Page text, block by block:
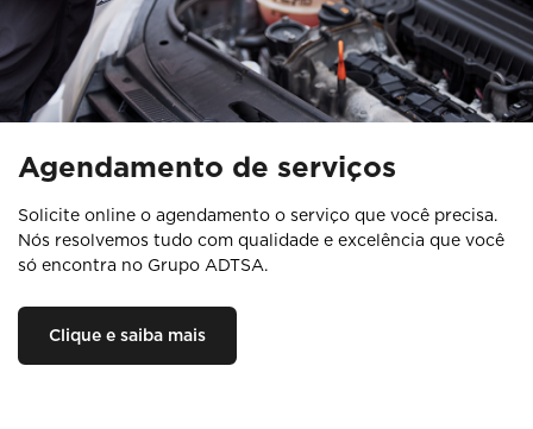
Agendamento de serviços
Solicite online o agendamento o serviço que você precisa.
Nós resolvemos tudo com qualidade e excelência que você
só encontra no Grupo ADTSA.
Clique e saiba mais